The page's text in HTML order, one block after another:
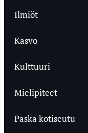
Ilmiöt
Kasvo
Kulttuuri
Mielipiteet
Paska kotiseutu